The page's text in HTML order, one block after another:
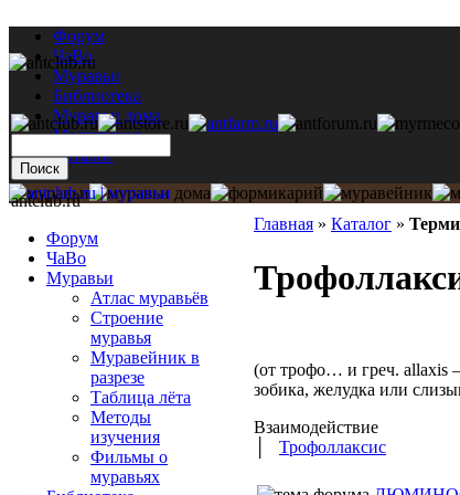
Форум
ЧаВо
Муравьи
Библиотека
Муравьи дома
Мастерская
Каталог
Главная » Каталог »
(от трофо… и греч. allaxis
зобика, желудка или
Взаимодействие
Трофоллаксис
antclub.ru
Форум
ЧаВо
Муравьи
Атлас муравьёв
Строение
муравья
Муравейник в
разрезе
Таблица лёта
Методы
изучения
Фильмы о
муравьях